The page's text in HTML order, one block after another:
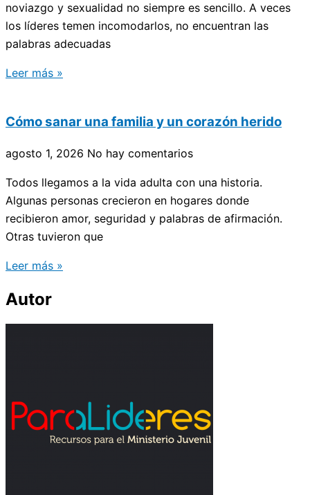
noviazgo y sexualidad no siempre es sencillo. A veces
los líderes temen incomodarlos, no encuentran las
palabras adecuadas
Leer más »
Cómo sanar una familia y un corazón herido
agosto 1, 2026 No hay comentarios
Todos llegamos a la vida adulta con una historia.
Algunas personas crecieron en hogares donde
recibieron amor, seguridad y palabras de afirmación.
Otras tuvieron que
Leer más »
Autor